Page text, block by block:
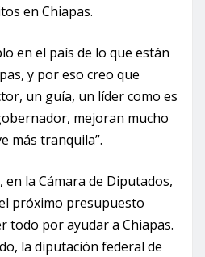
en Chiapas.
en el país de lo que están
y por eso creo que
un guía, un líder como es
mejoran mucho
más tranquila”.
la Cámara de Diputados,
próximo presupuesto
todo por ayudar a Chiapas.
la diputación federal de